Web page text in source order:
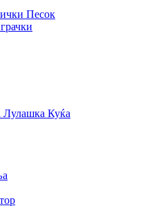
Песок
Лулашка Куќа